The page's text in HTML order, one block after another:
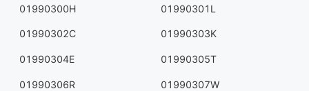
01990300H 01990301L
01990302C 01990303K
01990304E 01990305T
01990306R 01990307W